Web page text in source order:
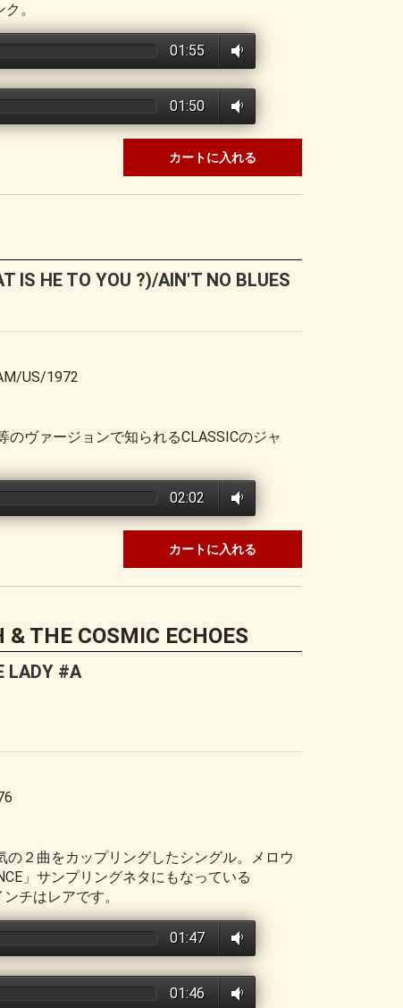
。
01:55
01:50
カートに入れる
IS HE TO YOU ?)/AIN'T NO BLUES
US/1972
のヴァージョンで知られるCLASSICのジャ
02:02
カートに入れる
THE COSMIC ECHOES
LADY #A
の２曲をカップリングしたシングル。メロウ
」サンプリングネタにもなっている
チはレアです。
01:47
01:46